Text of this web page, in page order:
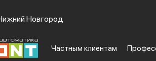
Новгород
Частным клиентам